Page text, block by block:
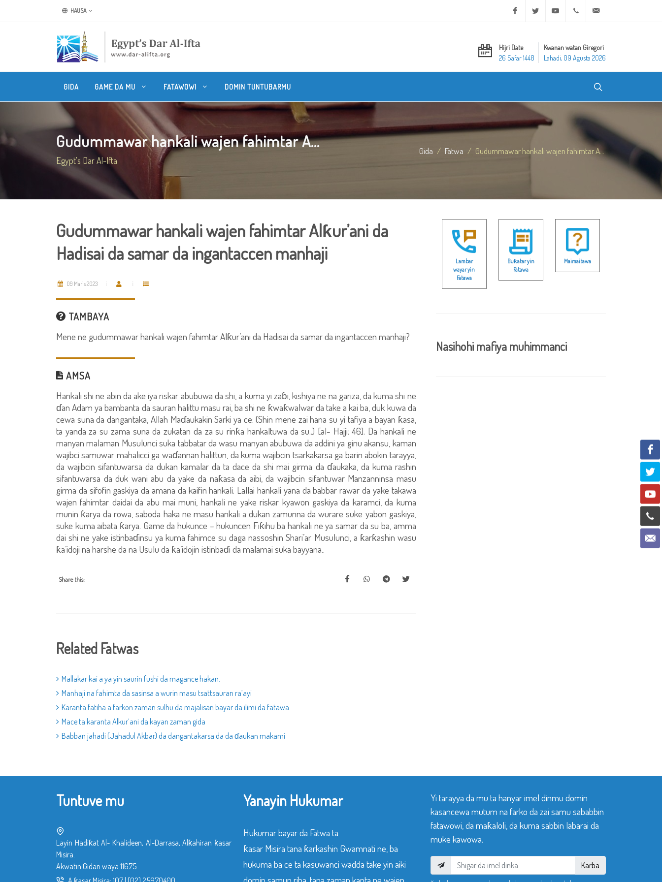
HAUSA Facebook Twitter Youtube +20 2 25970400
Hijri Date
26 Safar 1448
Kwanan watan Giregori
Lahadi, 09 Agusta 2026
GIDA GAME DA MU FATAWOWI DOMIN TUNTUBARMU
Gudummawar hankali wajen fahimtar A...
Egypt's Dar Al-Ifta
Gida Fatwa Gudummawar hankali wajen fahimtar A...
Gudummawar hankali wajen fahimtar Alƙur’ani da
Hadisai da samar da ingantaccen manhaji
09 Maris 2023
TAMBAYA
Mene ne gudummawar hankali wajen fahimtar Alƙur’ani da Hadisai da samar da ingantaccen manhaji?
AMSA
Hankali shi ne abin da ake iya riskar abubuwa da shi, a kuma yi zaɓi, kishiya ne na gariza, da kuma shi ne
ɗan Adam ya bambanta da sauran halittu masu rai, ba shi ne ƙwaƙwalwar da take a kai ba, duk kuwa da
cewa suna da dangantaka, Allah Maɗaukakin Sarki ya ce: (Shin mene zai hana su yi tafiya a bayan ƙasa,
ta yanda za su zama suna da zukatan da za su rinƙa hankaltuwa da su..) [al- Hajji: 46]. Da hankali ne
manyan malaman Musulunci suka tabbatar da wasu manyan abubuwa da addini ya ginu akansu, kaman
wajibci samuwar mahalicci ga waɗannan halittun, da kuma wajibcin tsarkakarsa ga barin abokin tarayya,
da wajibcin sifantuwarsa da dukan kamalar da ta dace da shi mai girma da ɗaukaka, da kuma rashin
sifantuwarsa da duk wani abu da yake da naƙasa da aibi, da wajibcin sifantuwar Manzanninsa masu
girma da sifofin gaskiya da amana da kaifin hankali. Lallai hankali yana da babbar rawar da yake takawa
wajen fahimtar daidai da abu mai muni, hankali ne yake riskar kyawon gaskiya da karamci, da kuma
munin ƙarya da rowa, saboda haka ne masu hankali a dukan zamunna da wurare suke yabon gaskiya,
suke kuma aibata ƙarya. Game da hukunce – hukuncen Fiƙihu ba hankali ne ya samar da su ba, amma
dai shi ne yake istinbaɗinsu ya kuma fahimce su daga nassoshin Shari’ar Musulunci, a ƙarƙashin wasu
ƙa’idoji na harshe da na Usulu da ƙa’idojin istinbaɗi da malamai suka bayyana..
Share this:
Related Fatwas
Mallakar kai a ya yin saurin fushi da magance hakan.
Manhaji na fahimta da sasinsa a wurin masu tsattsauran ra’ayi
Karanta fatiha a farkon zaman sulhu da majalisan bayar da ilimi da fatawa
Mace ta karanta Alkur’ani da kayan zaman gida
Babban jahadi (Jahadul Akbar) da dangantakarsa da da ɗaukan makami
Lambar
wayar yin
Fatawa
Buƙatar yin
Fatawa
Maimaitawa
Nasihohi mafiya muhimmanci
Tuntuve mu
Layin Hadiƙat Al- Khalideen, Al-Darrasa, Alƙahiran ƙasar
Misira.
Akwatin Gidan waya 11675
Yanayin Hukumar
Hukumar bayar da Fatwa ta
ƙasar Misira tana ƙarkashin Gwamnati ne, ba
hukuma ba ce ta kasuwanci wadda take yin aiki
Yi tarayya da mu ta hanyar imel dinmu domin
kasancewa mutum na farko da zai samu sababbin
fatawowi, da maƙaloli, da kuma sabbin labarai da
muke kawowa.
Karba